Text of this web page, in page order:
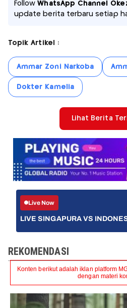
FollowWhatsApp Channel
update berita terbaru setiap
Topik Artikel :
Ammar Zoni Narkoba
Dokter Kamelia
Lihat Berita
Live Now
LIVE SINGAPURA VS